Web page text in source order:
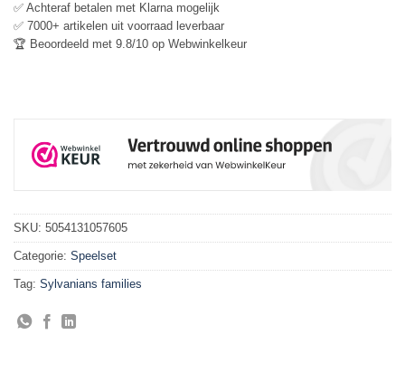
✅ Achteraf betalen met Klarna mogelijk
✅ 7000+ artikelen uit voorraad leverbaar
🏆 Beoordeeld met 9.8/10 op Webwinkelkeur
SKU: 5054131057605
Categorie: Speelset
Tag: Sylvanians families